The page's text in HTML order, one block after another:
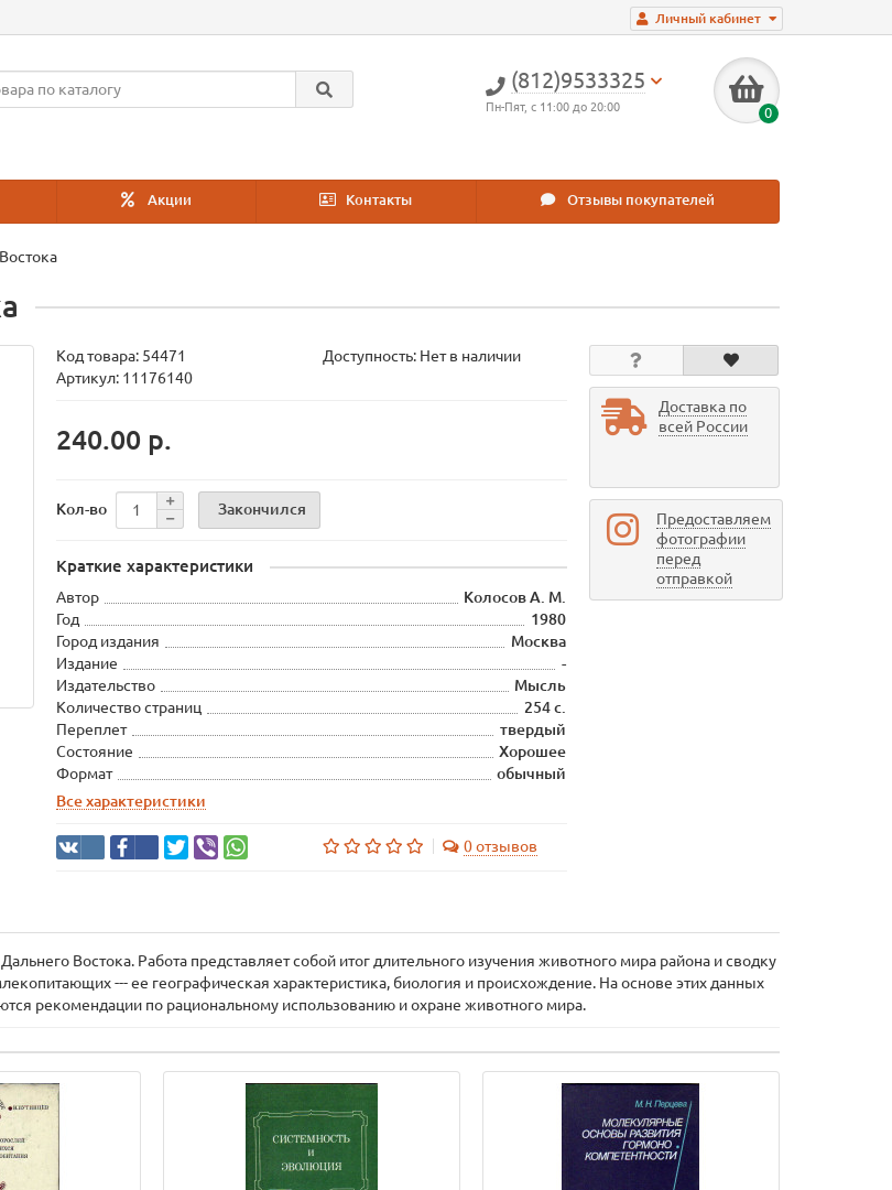
Личный кабинет
(812)9533325
Пн-Пят, с 11:00 до 20:00 0
Акции Контакты Отзывы покупателей
Код товара: 54471
Доступность: Нет в наличии
Артикул: 11176140
240.00 р.
Кол-во Закончился
Краткие характеристики
Автор
Колосов А. М.
Год
1980
Город издания
Москва
Издание
-
Издательство
Мысль
Количество страниц
254 с.
Переплет
твердый
Состояние
Хорошее
Формат
обычный
Все характеристики
0 отзывов
Доставка по
всей России
Предоставляем
фотографии
перед
отправкой
Востока. Работа представляет собой итог длительного изучения животного мира района и сводку
--- ее географическая характеристика, биология и происхождение. На основе этих данных
рекомендации по рациональному использованию и охране животного мира.